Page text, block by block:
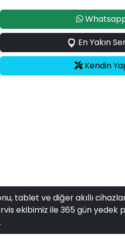
En Yakın
Kendin
tablet ve diğer akıllı
ekibimiz ile 365 gün yedek